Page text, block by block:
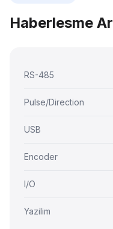
Haberlesme
RS-485
Pulse/Direction
USB
Encoder
I/O
Yazilim